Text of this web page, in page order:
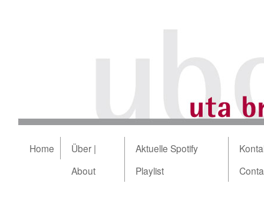
Home
Über |
About
Aktuelle Spotify
Playlist